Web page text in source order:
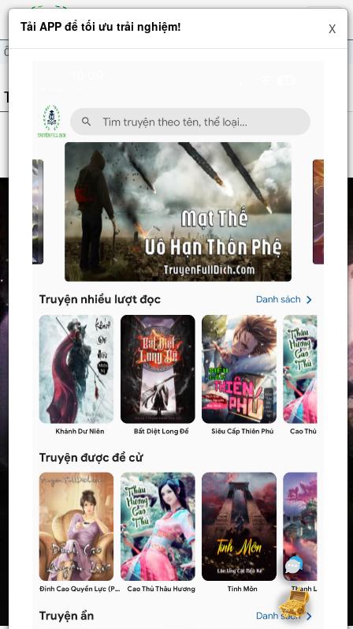
Hiện
menu
Ổn Trụ Biệt Lãng
THÔNG TIN TRUYỆN
ỔN TRỤ BIỆT LÃNG
Tải APP để tối ưu trải nghiệm! X